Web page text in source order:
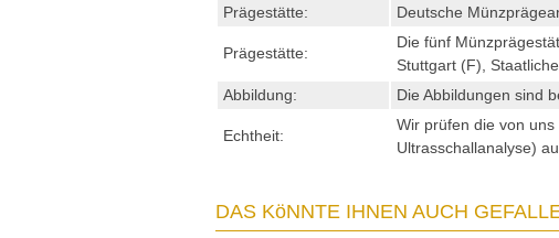
Prägestätte:
Deutsche
Prägestätte:
Die fünf
Stuttgart (F),
Abbildung:
Die Abbildungen sind
Echtheit:
Wir prüfen die von
Ultrasschallanalyse)
DAS KöNNTE IHNEN AUCH